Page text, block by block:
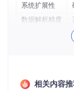
系统扩展性
数据解析精度
1. 分布式任务调度
任务优先级动态
相关内容